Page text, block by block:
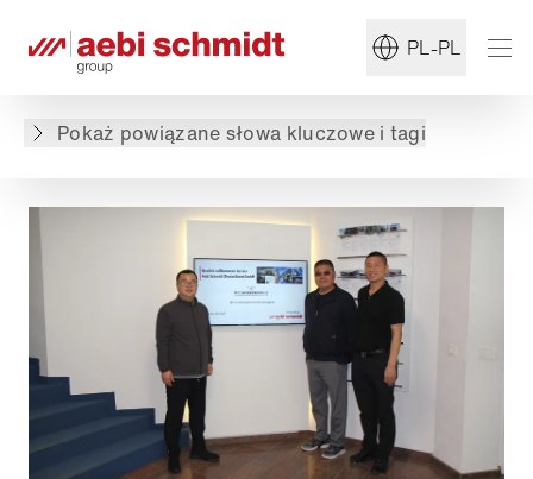
PL-PL
Pokaż powiązane słowa kluczowe i tagi
#Port lotniczy